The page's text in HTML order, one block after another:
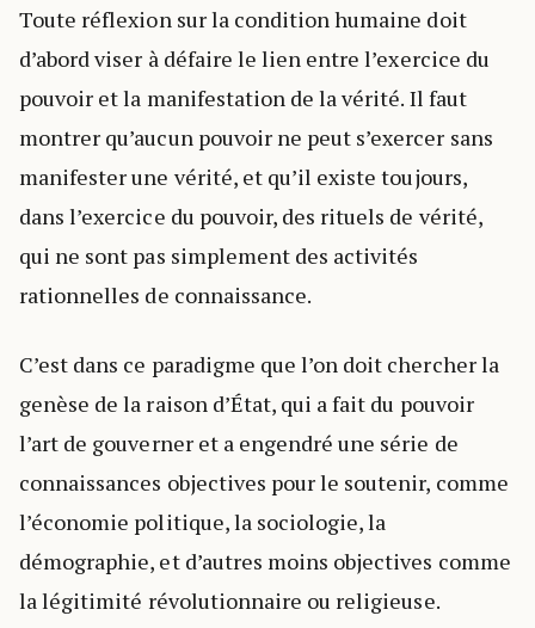
Toute réflexion sur la condition humaine doit
d’abord viser à défaire le lien entre l’exercice du
pouvoir et la manifestation de la vérité. Il faut
montrer qu’aucun pouvoir ne peut s’exercer sans
manifester une vérité, et qu’il existe toujours,
dans l’exercice du pouvoir, des rituels de vérité,
qui ne sont pas simplement des activités
rationnelles de connaissance.
C’est dans ce paradigme que l’on doit chercher la
genèse de la raison d’État, qui a fait du pouvoir
l’art de gouverner et a engendré une série de
connaissances objectives pour le soutenir, comme
l’économie politique, la sociologie, la
démographie, et d’autres moins objectives comme
la légitimité révolutionnaire ou religieuse.